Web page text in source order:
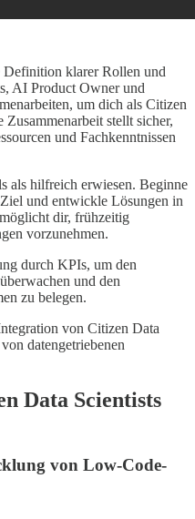
klarer Rollen und
AI Product Owner und
um dich als Citizen
stellt sicher,
und Fachkenntnissen
als hilfreich erwiesen. Beginne
und entwickle Lösungen in
dir, frühzeitig
vorzunehmen.
durch KPIs, um den
und den
zu belegen.
von Citizen Data
datengetriebenen
Data Scientists
von Low-Code-